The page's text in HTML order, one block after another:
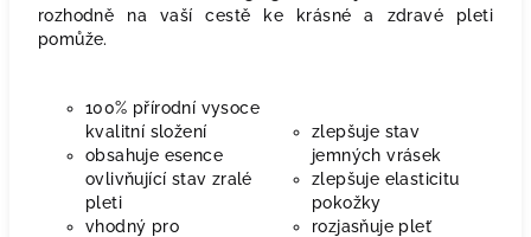
rozhodně na vaší cestě ke krásné a zdravé pleti
pomůže.
100% přírodní vysoce
kvalitní složení
obsahuje esence
ovlivňující stav zralé
pleti
vhodný pro
zlepšuje stav
jemných vrásek
zlepšuje elasticitu
pokožky
rozjasňuje pleť